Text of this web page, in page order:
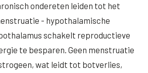
ondereten leiden tot het
- hypothalamische
schakelt reproductieve
te besparen. Geen menstruatie
wat leidt tot botverlies,